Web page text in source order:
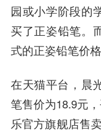
园或小学阶段的
买了正姿铅笔。
式的正姿铅笔价
在天猫平台，晨
笔售价为18.9元
乐官方旗舰店售